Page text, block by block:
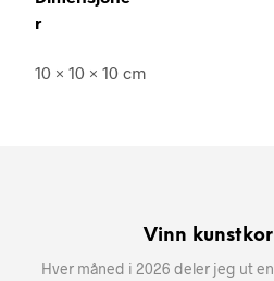
r
10 × 10 × 10 cm
Vinn
Hver måned i 2026 deler jeg ut